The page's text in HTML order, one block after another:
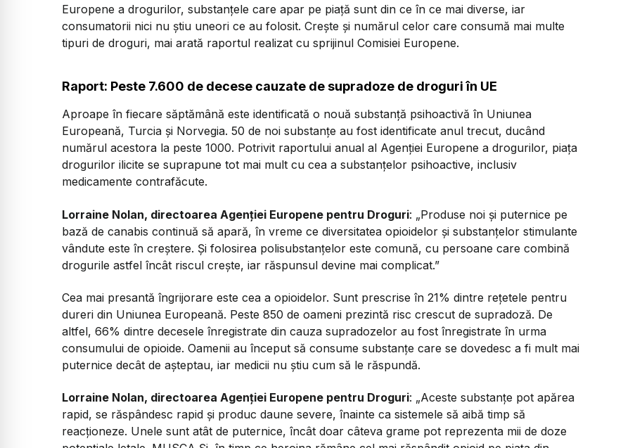
Europene a drogurilor, substanțele care apar pe piață sunt din ce în ce mai diverse, iar
consumatorii nici nu știu uneori ce au folosit. Crește și numărul celor care consumă mai multe
tipuri de droguri, mai arată raportul realizat cu sprijinul Comisiei Europene.
Raport: Peste 7.600 de decese cauzate de supradoze de droguri în UE
Aproape în fiecare săptămână este identificată o nouă substanță psihoactivă în Uniunea
Europeană, Turcia și Norvegia. 50 de noi substanțe au fost identificate anul trecut, ducând
numărul acestora la peste 1000. Potrivit raportului anual al Agenției Europene a drogurilor, piața
drogurilor ilicite se suprapune tot mai mult cu cea a substanțelor psihoactive, inclusiv
medicamente contrafăcute.
Lorraine Nolan, directoarea Agenției Europene pentru Droguri: „Produse noi și puternice pe
bază de canabis continuă să apară, în vreme ce diversitatea opioidelor și substanțelor stimulante
vândute este în creștere. Și folosirea polisubstanțelor este comună, cu persoane care combină
drogurile astfel încât riscul crește, iar răspunsul devine mai complicat.”
Cea mai presantă îngrijorare este cea a opioidelor. Sunt prescrise în 21% dintre rețetele pentru
dureri din Uniunea Europeană. Peste 850 de oameni prezintă risc crescut de supradoză. De
altfel, 66% dintre decesele înregistrate din cauza supradozelor au fost înregistrate în urma
consumului de opioide. Oamenii au început să consume substanțe care se dovedesc a fi mult mai
puternice decât de așteptau, iar medicii nu știu cum să le răspundă.
Lorraine Nolan, directoarea Agenției Europene pentru Droguri: „Aceste substanțe pot apărea
rapid, se răspândesc rapid și produc daune severe, înainte ca sistemele să aibă timp să
reacționeze. Unele sunt atât de puternice, încât doar câteva grame pot reprezenta mii de doze